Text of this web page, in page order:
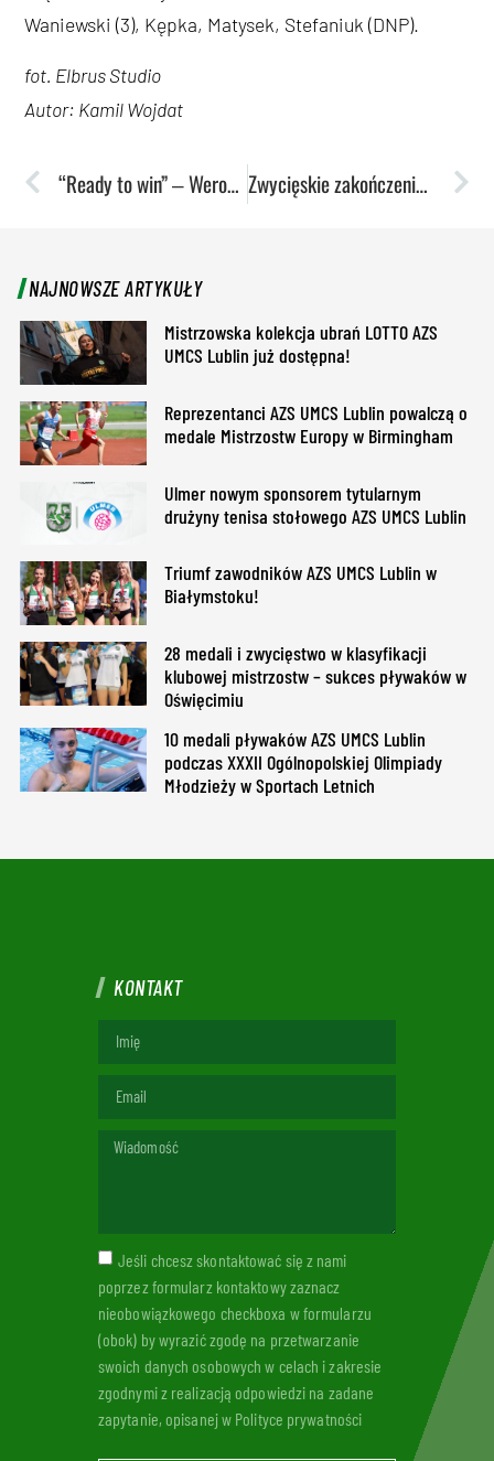
Waniewski (3), Kępka, Matysek, Stefaniuk (DNP).
fot. Elbrus Studio
Autor: Kamil Wojdat
“Ready to win” ‒ Weronika Muszyńska i Oskar Stachnik! Zwycięskie zakończenie sezonu w wykonaniu szczypiornistów
NAJNOWSZE ARTYKUŁY
Mistrzowska kolekcja ubrań LOTTO AZS
UMCS Lublin już dostępna!
Reprezentanci AZS UMCS Lublin powalczą o
medale Mistrzostw Europy w Birmingham
Ulmer nowym sponsorem tytularnym
drużyny tenisa stołowego AZS UMCS Lublin
Triumf zawodników AZS UMCS Lublin w
Białymstoku!
28 medali i zwycięstwo w klasyfikacji
klubowej mistrzostw – sukces pływaków w
Oświęcimiu
10 medali pływaków AZS UMCS Lublin
podczas XXXII Ogólnopolskiej Olimpiady
Młodzieży w Sportach Letnich
KONTAKT
Jeśli chcesz skontaktować się z nami
poprzez formularz kontaktowy zaznacz
nieobowiązkowego checkboxa w formularzu
(obok) by wyrazić zgodę na przetwarzanie
swoich danych osobowych w celach i zakresie
zgodnymi z realizacją odpowiedzi na zadane
zapytanie, opisanej w Polityce prywatności